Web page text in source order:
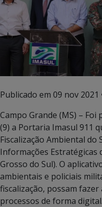
Publicado em 09 nov 2021
Campo Grande (MS) –
(9) a Portaria Imasul 911
Fiscalização Ambiental do
Informações Estratégicas
Grosso do Sul). O
ambientais e policiais
fiscalização, possam
processos de forma digital.